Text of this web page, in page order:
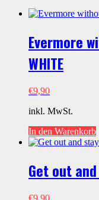
Evermore
WHITE
€9,90
inkl. MwSt.
In den Warenkorb
Get out
€9,90